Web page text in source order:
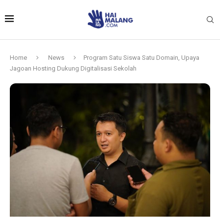
Home News
Program Satu Siswa Satu Domain, Upaya
Jagoan Hosting Dukung Digitalisasi Sekolah